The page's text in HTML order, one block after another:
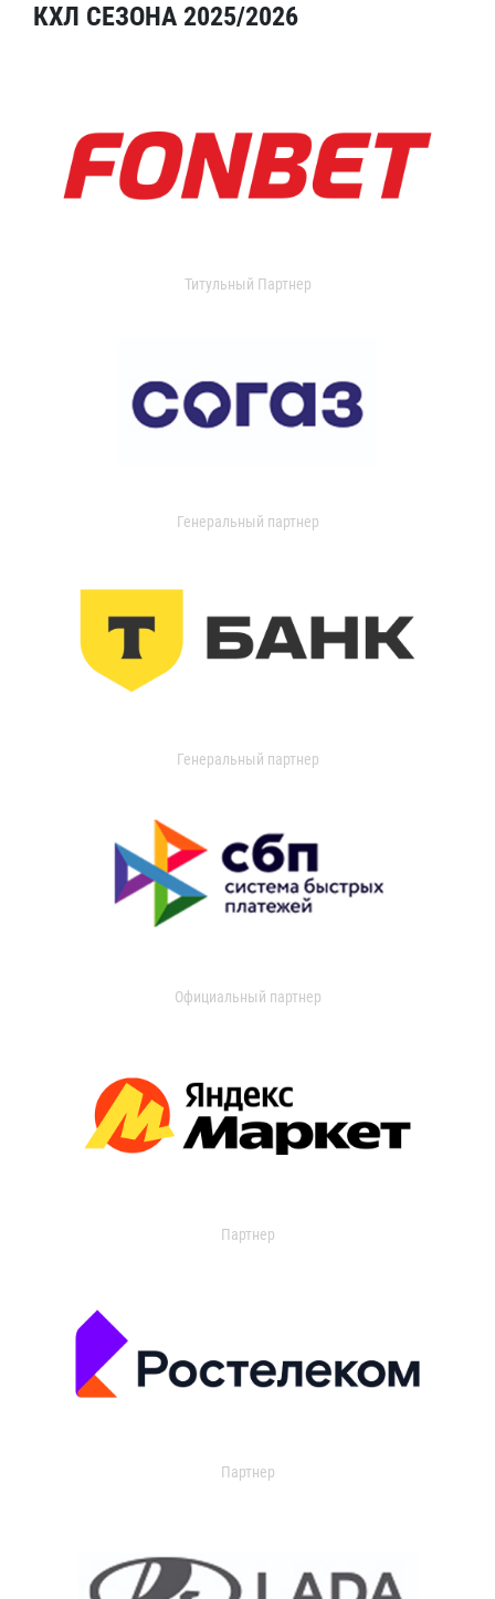
КХЛ СЕЗОНА 2025/2026
Титульный Партнер
Генеральный партнер
Генеральный партнер
Официальный партнер
Партнер
Партнер